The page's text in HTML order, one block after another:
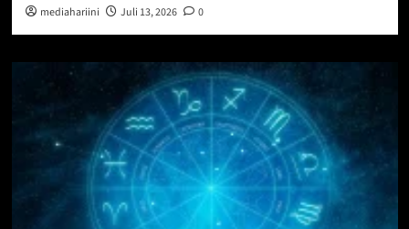
mediahariini Juli 13, 2026 0